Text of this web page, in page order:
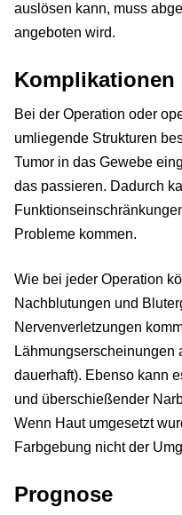
auslösen kann, muss
angeboten wird.
Komplikationen
Bei der Operation oder
umliegende Strukturen
Tumor in das Gewebe
das passieren. Dadurch
Probleme kommen.
Wie bei jeder Operation
Nachblutungen und
Nervenverletzungen
Lähmungserscheinungen
dauerhaft). Ebenso kann
und überschießender
Wenn Haut umgesetzt
Farbgebung nicht der
Prognose